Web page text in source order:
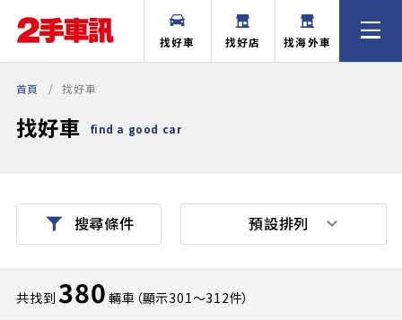
找好車 找好店 找海外車
首頁 找好車
找好車 find a good car
搜尋條件
共找到 380 輛車（顯示301〜312件）
預設排列